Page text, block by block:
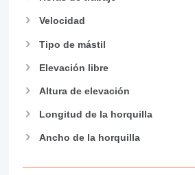
Velocidad
Tipo de mástil
Elevación libre
Altura de elevación
Longitud de la horquilla
Ancho de la horquilla